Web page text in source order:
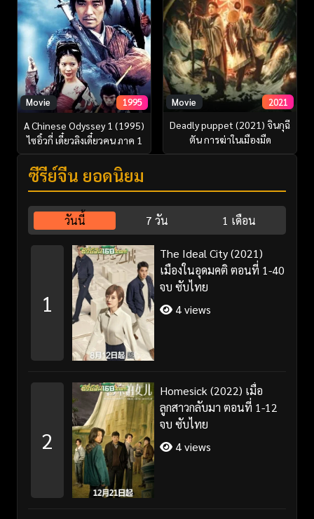
Movie 1995
A Chinese Odyssey 1 (1995)
ไซอิ๋วกี่ เดี๋ยวลิงเดี๋ยวคน ภาค 1
Movie 2021
Deadly puppet (2021) จินกุฉี
ตัน การฆ่าในเมืองมืด
ซีรี่ย์จีน ยอดนิยม
วันนี้ 7 วัน 1 เดือน
1
The Ideal City (2021)
เมืองในอุดมคติ ตอนที่ 1-40
จบ ซับไทย
4 views
2
Homesick (2022) เมื่อ
ลูกสาวกลับมา ตอนที่ 1-12
จบ ซับไทย
4 views